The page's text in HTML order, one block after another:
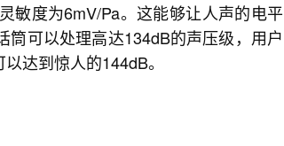
敏度为6mV/Pa。这能够让人声的电平
可以处理高达134dB的声压级，用户
达到惊人的144dB。